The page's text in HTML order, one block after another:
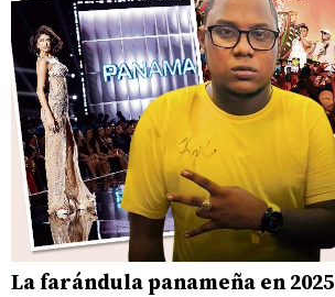
La farándula panameña en 2025